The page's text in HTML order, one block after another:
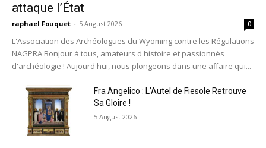
attaque l’État
raphael Fouquet - 5 August 2026 0
L'Association des Archéologues du Wyoming contre les Régulations
NAGPRA Bonjour à tous, amateurs d'histoire et passionnés
d'archéologie ! Aujourd'hui, nous plongeons dans une affaire qui...
Fra Angelico : L’Autel de Fiesole Retrouve
Sa Gloire !
5 August 2026